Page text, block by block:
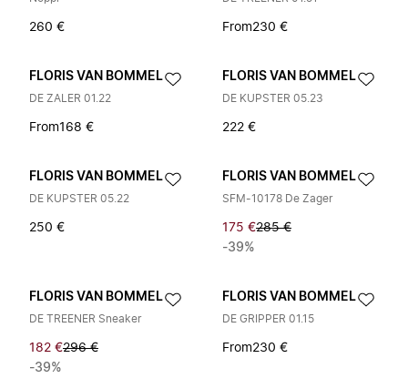
260 € From230 €
FLORIS VAN BOMMEL
DE ZALER 01.22
From168 €
FLORIS VAN BOMMEL
DE KUPSTER 05.23
222 €
FLORIS VAN BOMMEL
DE KUPSTER 05.22
250 €
FLORIS VAN BOMMEL
SFM-10178 De Zager
175 €285 €
-39%
FLORIS VAN BOMMEL
DE TREENER Sneaker
182 €296 €
-39%
FLORIS VAN BOMMEL
DE GRIPPER 01.15
From230 €